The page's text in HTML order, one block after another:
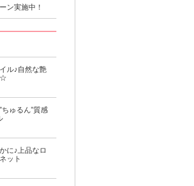
ン実施中！
ル♪自然な艶
☆
ゅるん”質感
に♪上品なロ
ット